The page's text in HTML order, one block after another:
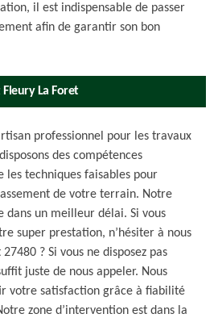
il est indispensable de passer
afin de garantir son bon
La Foret
professionnel pour les travaux
des compétences
les techniques faisables pour
de votre terrain. Notre
dans un meilleur délai. Si vous
super prestation, n’hésiter à nous
? Si vous ne disposez pas
juste de nous appeler. Nous
votre satisfaction grâce à fiabilité
zone d’intervention est dans la